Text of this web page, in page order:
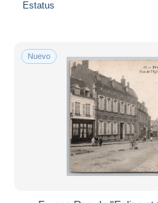
Estatus
Nuevo